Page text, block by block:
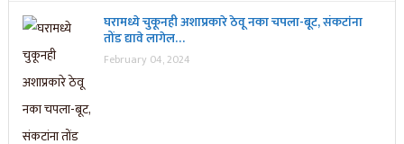
घरामध्ये चुकूनही अशाप्रकारे ठेवू नका चपला-बूट, संकटांना
तोंड द्यावे लागेल…
February 04, 2024